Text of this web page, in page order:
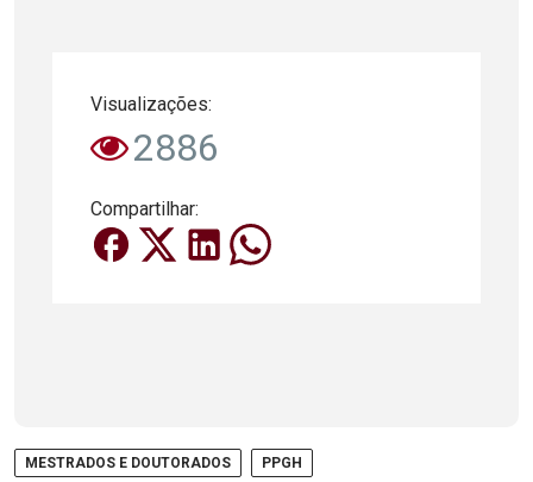
Visualizações:
2886
Compartilhar:
MESTRADOS E DOUTORADOS PPGH